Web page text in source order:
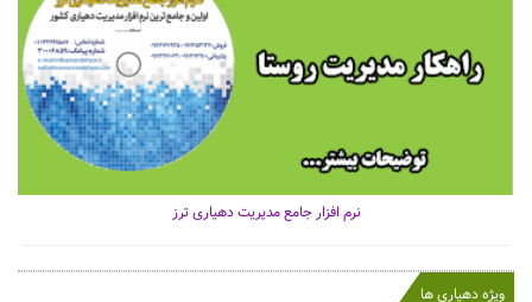
نرم افزار جامع مدیریت دهیاری ترز
ویژه دهیاری ها